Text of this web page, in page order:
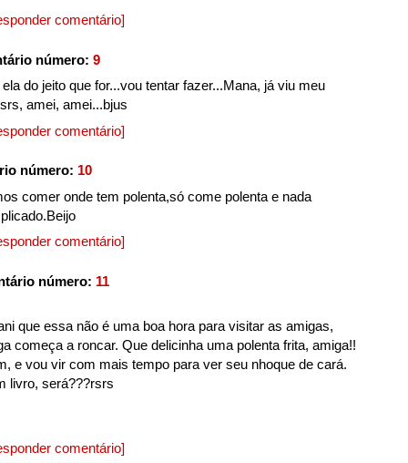
comentário]
número: 9
do jeito que for...vou tentar fazer...Mana, já viu meu
amei, amei...bjus
comentário]
número: 10
comer onde tem polenta,só come polenta e nada
comentário]
número: 11
que essa não é uma boa hora para visitar as amigas,
começa a roncar. Que delicinha uma polenta frita, amiga!!
e vou vir com mais tempo para ver seu nhoque de cará.
livro, será???rsrs
comentário]